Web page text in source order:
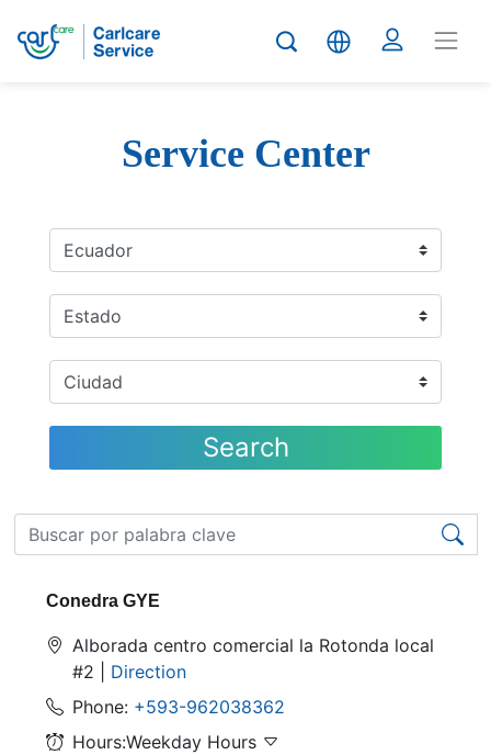
Service Center
Search
Conedra GYE
Alborada centro comercial la Rotonda local
#2 | Direction
Phone: +593-962038362
Hours:Weekday Hours